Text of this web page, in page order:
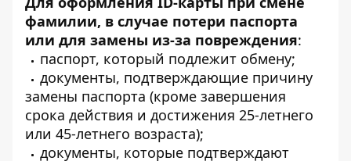
фамилии, в случае потери паспорта
или для замены из-за повреждения:
паспорт, который подлежит обмену;
документы, подтверждающие причину
замены паспорта (кроме завершения
срока действия и достижения 25-летнего
или 45-летнего возраста);
документы, которые подтверждают